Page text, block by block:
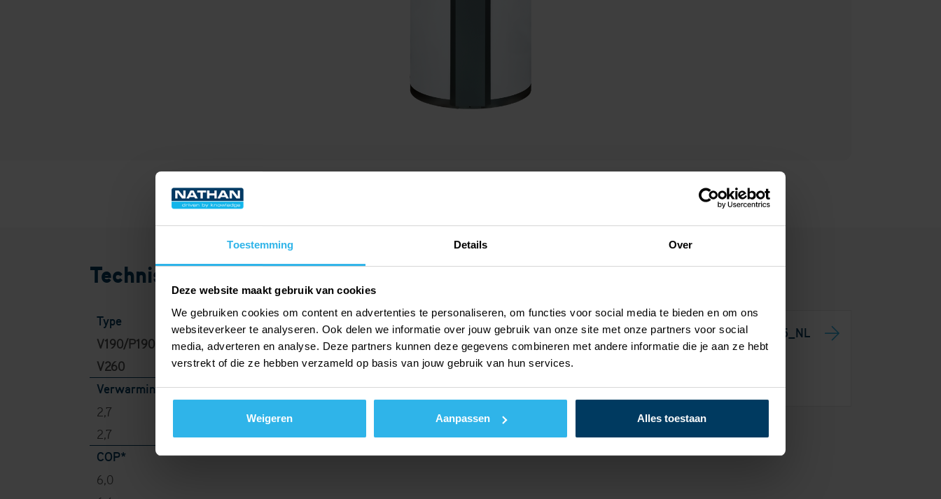
Toestemming Details Over
Deze website maakt gebruik van cookies
We gebruiken cookies om content en advertenties te personaliseren, om functies voor social media te bieden en om ons
websiteverkeer te analyseren. Ook delen we informatie over jouw gebruik van onze site met onze partners voor social
media, adverteren en analyse. Deze partners kunnen deze gegevens combineren met andere informatie die je aan ze hebt
verstrekt of die ze hebben verzameld op basis van jouw gebruik van hun services.
Weigeren Aanpassen Alles toestaan
Technische gegevens
Type
V190/P190
V260
Verwarmingsvermogen* (kW)
2,7
2,7
COP*
6,0
Assortimentsoverzicht
Nathan_MT_ Assortimentsoverzicht 2025_NL
Download PDF (923,93 KB)